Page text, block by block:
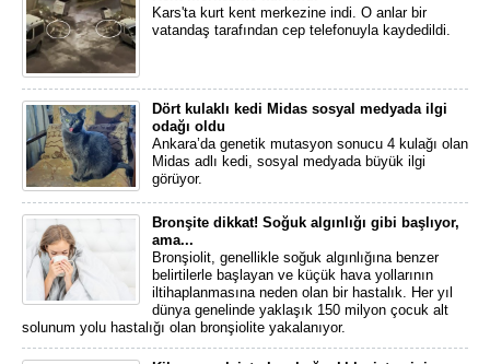
Kars'ta kurt kent merkezine indi. O anlar bir
vatandaş tarafından cep telefonuyla kaydedildi.
Dört kulaklı kedi Midas sosyal medyada ilgi
odağı oldu
Ankara’da genetik mutasyon sonucu 4 kulağı olan
Midas adlı kedi, sosyal medyada büyük ilgi
görüyor.
Bronşite dikkat! Soğuk algınlığı gibi başlıyor,
ama...
Bronşiolit, genellikle soğuk algınlığına benzer
belirtilerle başlayan ve küçük hava yollarının
iltihaplanmasına neden olan bir hastalık. Her yıl
dünya genelinde yaklaşık 150 milyon çocuk alt
solunum yolu hastalığı olan bronşiolite yakalanıyor.